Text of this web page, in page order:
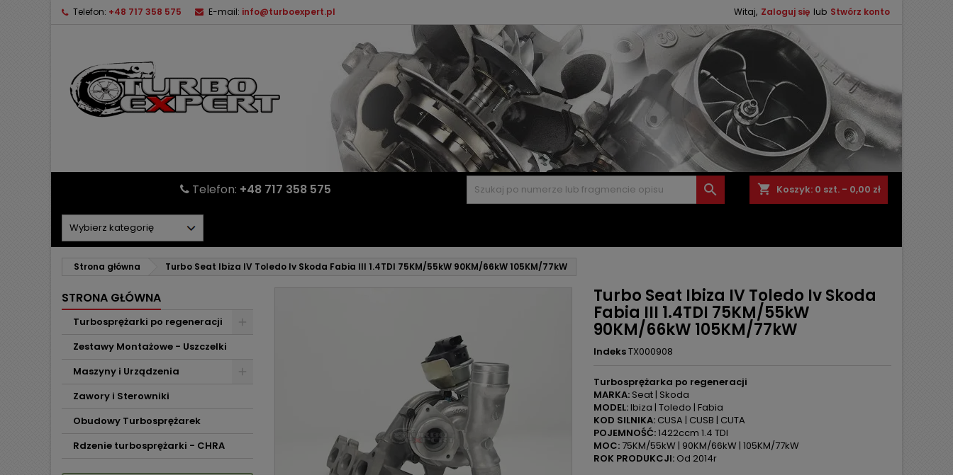
Telefon: +48 717 358 575 E-mail: info@turboexpert.pl Witaj, Zaloguj się lub Stwórz konto
shopping_cart Koszyk: 0 szt. - 0,00 zł

Telefon: +48 717 358 575
Strona główna Turbo Seat Ibiza IV Toledo Iv Skoda Fabia III 1.4TDI 75KM/55kW 90KM/66kW 105KM/77kW
STRONA GŁÓWNA
Turbosprężarki po regeneracji
Zestawy Montażowe - Uszczelki
Maszyny i Urządzenia
Zawory i Sterowniki
Obudowy Turbosprężarek
Rdzenie turbosprężarki - CHRA
Turbo Seat Ibiza IV Toledo Iv Skoda
Fabia III 1.4TDI 75KM/55kW
90KM/66kW 105KM/77kW
IndeksTX000908
Turbosprężarka po regeneracji
MARKA: Seat | Skoda
MODEL:Ibiza | Toledo | Fabia
KOD SILNIKA: CUSA | CUSB | CUTA
POJEMNOŚĆ:1422ccm 1.4 TDI
MOC: 75KM/55kW | 90KM/66kW | 105KM/77kW
ROK PRODUKCJI: Od 2014r